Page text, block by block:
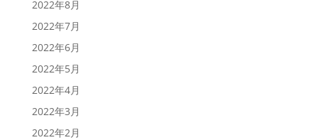
2022年8月
2022年7月
2022年6月
2022年5月
2022年4月
2022年3月
2022年2月